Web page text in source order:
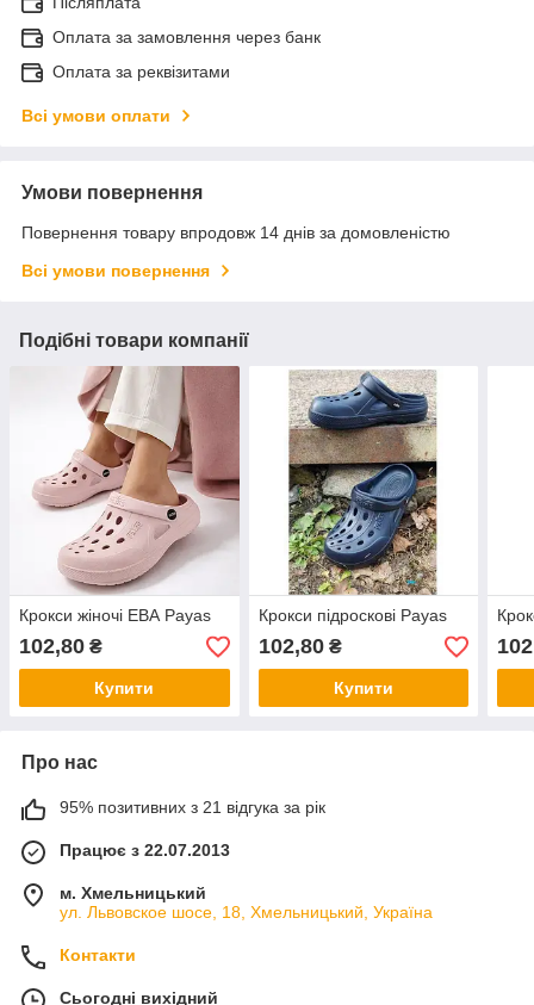
Оплата за замовлення через банк
Оплата за реквізитами
Всі умови оплати
Умови повернення
Повернення товару впродовж 14 днів за домовленістю
Всі умови повернення
Подібні товари компанії
Крокси жіночі ЕВА Payas
102,80 ₴
Купити
Крокси підроскові Payas
102,80₴
Купити
Про нас
95% позитивних з 21 відгука за рік
Працює з 22.07.2013
м. Хмельницький
ул. Львовское шосе, 18, Хмельницький, Україна
Контакти
Сьогодні вихідний